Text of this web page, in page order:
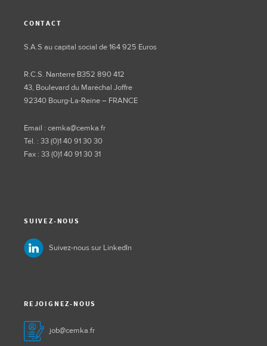
CONTACT
S.A.S au capital social de 164 925 Euros
R.C.S. Nanterre B352 890 412
43, Boulevard du Maréchal Joffre
92340 Bourg-La-Reine – FRANCE
Email : cemka@cemka.fr
Tél. : 33 (0)1 40 91 30 30
Fax : 33 (0)1 40 91 30 31
SUIVEZ-NOUS
Suivez-nous sur LinkedIn
REJOIGNEZ-NOUS
job@cemka.fr